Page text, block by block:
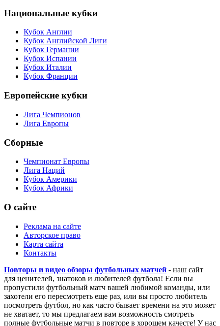
Национальные кубки
Кубок Англии
Кубок Английской Лиги
Кубок Германии
Кубок Испании
Кубок Италии
Кубок Франции
Европейские кубки
Лига Чемпионов
Лига Европы
Сборные
Чемпионат Европы
Лига Наций
Кубок Америки
Кубок Африки
О сайте
Реклама на сайте
Авторское право
Карта сайта
Контакты
Повторы и видео обзоры футбольных матчей - наш сайт
для ценителей, знатоков и любителей футбола! Если вы
пропустили футбольный матч вашей любимой команды, или
захотели его пересмотреть еще раз, или вы просто любитель
посмотреть футбол, но как часто бывает времени на это может
не хватает, то мы предлагаем вам возможность смотреть
полные футбольные матчи в повторе в хорошем качесте! У нас